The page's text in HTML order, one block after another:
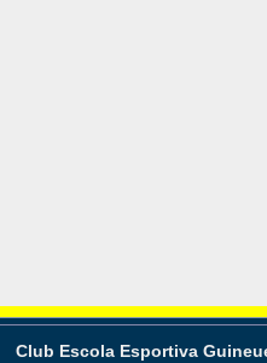
Club Escola Esportiva